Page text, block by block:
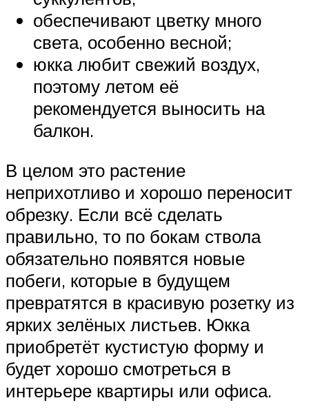
обеспечивают цветку много
света, особенно весной;
юкка любит свежий воздух,
поэтому летом её
рекомендуется выносить на
балкон.
В целом это растение
неприхотливо и хорошо переносит
обрезку. Если всё сделать
правильно, то по бокам ствола
обязательно появятся новые
побеги, которые в будущем
превратятся в красивую розетку из
ярких зелёных листьев. Юкка
приобретёт кустистую форму и
будет хорошо смотреться в
интерьере квартиры или офиса.